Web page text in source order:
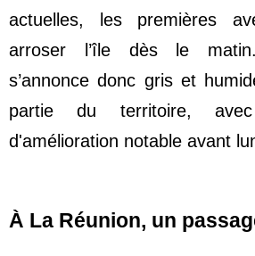
actuelles, les premières
arroser l’île dès le
s’annonce donc gris et
partie du territoire,
d'amélioration notable avant
À La Réunion, un